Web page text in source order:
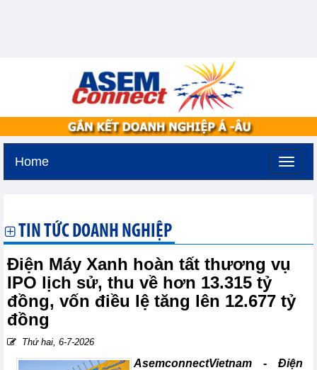
Home
TIN TỨC DOANH NGHIỆP
Điện Máy Xanh hoàn tất thương vụ
IPO lịch sử, thu về hơn 13.315 tỷ
đồng, vốn điều lệ tăng lên 12.677 tỷ
đồng
Thứ hai, 6-7-2026
AsemconnectVietnam - Điện